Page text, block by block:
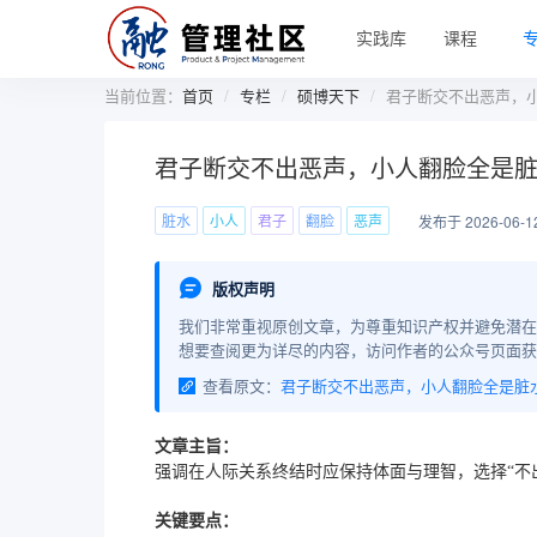
实践库 课程
当前位置： 首页 专栏 硕博天下 君子断交不出恶声，
君子断交不出恶声，小人翻脸全是
脏水 小人 君子 翻脸 恶声 发布于 2026-06-
版权声明
我们非常重视原创文章，为尊重知识产权并避免潜
想要查阅更为详尽的内容，访问作者的公众号页面
查看原文： 君子断交不出恶声，小人翻脸全是脏
文章主旨：
强调在人际关系终结时应保持体面与理智，选择“
关键要点：